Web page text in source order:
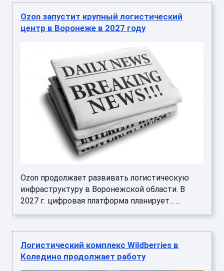
Ozon запустит крупный логистический
центр в Воронеже в 2027 году
Ozon продолжает развивать логистическую
инфраструктуру в Воронежской области. В
2027 г. цифровая платформа планирует... ...
Логистический комплекс Wildberries в
Коледино продолжает работу